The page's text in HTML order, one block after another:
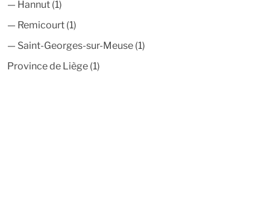
— Hannut (1)
— Remicourt (1)
— Saint-Georges-sur-Meuse (1)
Province de Liège (1)